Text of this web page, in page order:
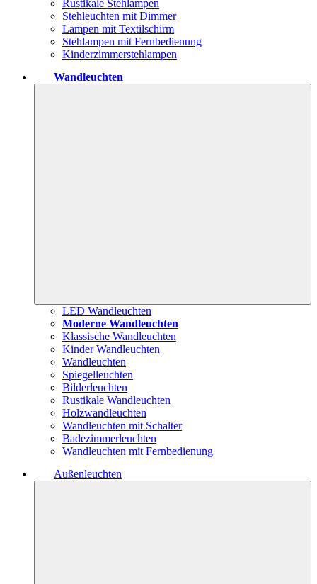
Rustikale Stehlampen
Stehleuchten mit Dimmer
Lampen mit Textilschirm
Stehlampen mit Fernbedienung
Kinderzimmerstehlampen
Wandleuchten
LED Wandleuchten
Moderne Wandleuchten
Klassische Wandleuchten
Kinder Wandleuchten
Wandleuchten
Spiegelleuchten
Bilderleuchten
Rustikale Wandleuchten
Holzwandleuchten
Wandleuchten mit Schalter
Badezimmerleuchten
Wandleuchten mit Fernbedienung
Außenleuchten